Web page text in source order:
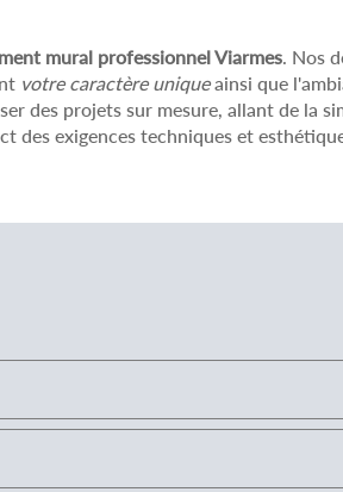
mural professionnel Viarmes. Nos
votre caractère uniqueainsi que
des projets sur mesure, allant de la
des exigences techniques et